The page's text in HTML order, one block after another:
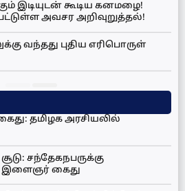
இடியுடன் கூடிய கனமழை!
அவசர அறிவுறுத்தல்!
வந்தது புதிய எரிபொருள்
தமிழக அரசியலில்
சந்தேகநபருக்கு
இளைஞர் கைது